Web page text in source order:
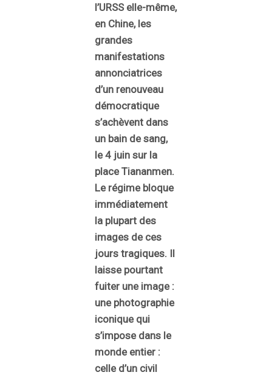
l’URSS elle-même,
en Chine, les
grandes
manifestations
annonciatrices
d’un renouveau
démocratique
s’achèvent dans
un bain de sang,
le 4 juin sur la
place Tiananmen.
Le régime bloque
immédiatement
la plupart des
images de ces
jours tragiques. Il
laisse pourtant
fuiter une image :
une photographie
iconique qui
s’impose dans le
monde entier :
celle d’un civil